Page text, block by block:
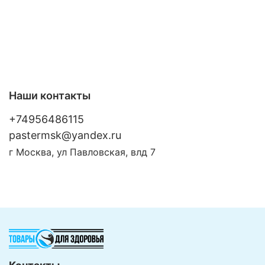
Наши контакты
+74956486115
pastermsk@yandex.ru
г Москва, ул Павловская, влд 7